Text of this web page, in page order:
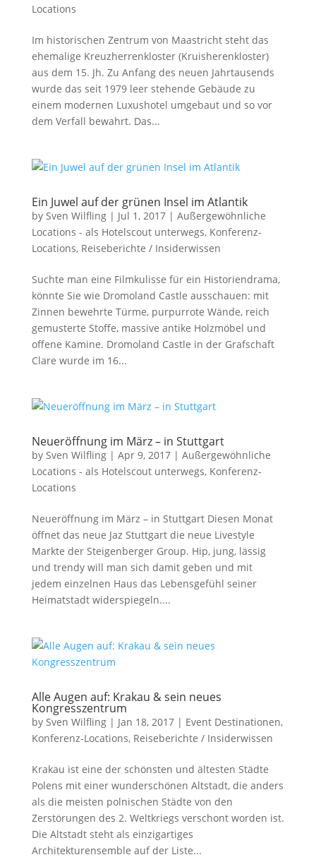
Locations
Im historischen Zentrum von Maastricht steht das
ehemalige Kreuzherrenkloster (Kruisherenkloster)
aus dem 15. Jh. Zu Anfang des neuen Jahrtausends
wurde das seit 1979 leer stehende Gebäude zu
einem modernen Luxushotel umgebaut und so vor
dem Verfall bewahrt. Das...
Ein Juwel auf der grünen Insel im Atlantik
by Sven Wilfling| Jul 1, 2017| Außergewöhnliche
Locations - als Hotelscout unterwegs, Konferenz-
Locations, Reiseberichte / Insiderwissen
Suchte man eine Filmkulisse für ein Historiendrama,
könnte Sie wie Dromoland Castle ausschauen: mit
Zinnen bewehrte Türme, purpurrote Wände, reich
gemusterte Stoffe, massive antike Holzmöbel und
offene Kamine. Dromoland Castle in der Grafschaft
Clare wurde im 16...
Neueröffnung im März – in Stuttgart
by Sven Wilfling| Apr 9, 2017| Außergewöhnliche
Locations - als Hotelscout unterwegs, Konferenz-
Locations
Neueröffnung im März – in Stuttgart Diesen Monat
öffnet das neue Jaz Stuttgart die neue Livestyle
Markte der Steigenberger Group. Hip, jung, lässig
und trendy will man sich damit geben und mit
jedem einzelnen Haus das Lebensgefühl seiner
Heimatstadt widerspiegeln....
Alle Augen auf: Krakau & sein neues
Kongresszentrum
by Sven Wilfling| Jan 18, 2017| Event Destinationen,
Konferenz-Locations, Reiseberichte / Insiderwissen
Krakau ist eine der schönsten und ältesten Städte
Polens mit einer wunderschönen Altstadt, die anders
als die meisten polnischen Städte von den
Zerstörungen des 2. Weltkriegs verschont worden ist.
Die Altstadt steht als einzigartiges
Architekturensemble auf der Liste...